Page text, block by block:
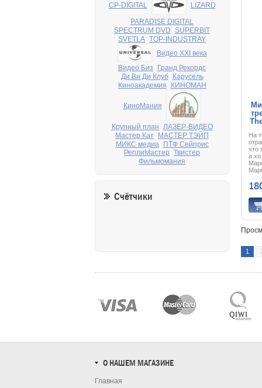
На
что
а
1
CP-DIGITAL LIZARD
PARADISE DIGITAL
SPECTRUM DVD SUPERBIT
SVETLA TOP-INDUSTRAY
Видео XXI века
Видео Биз
Гранд Рекордс
Ди Ви Ди Клуб
Карусель
Киноакадемия
КИНОМАН
КиноМания
Крупный план ЛАЗЕР-ВИДЕО
Мастер Кат МАСТЕР ТЭЙП
МИКС медиа
ПТФ Сейприс
РеплиМастер Твистер
Фильмомания
Счётчики
О НАШЕМ МАГАЗИНЕ
Главная